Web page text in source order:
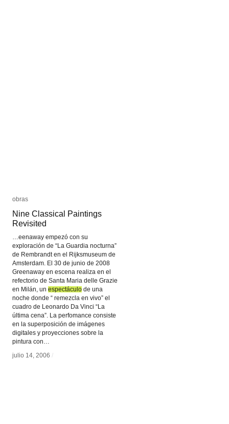
obras
Nine Classical Paintings
Revisited
…eenaway empezó con su
exploración de “La Guardia nocturna”
de Rembrandt en el Rijksmuseum de
Amsterdam. El 30 de junio de 2008
Greenaway en escena realiza en el
refectorio de Santa Maria delle Grazie
en Milán, un espectáculo de una
noche donde “ remezcla en vivo” el
cuadro de Leonardo Da Vinci “La
última cena”. La perfomance consiste
en la superposición de imágenes
digitales y proyecciones sobre la
pintura con…
julio 14, 2006 /
obras
Nine Classical Paintings
Revisited
espectáculo
julio 14, 2006 /